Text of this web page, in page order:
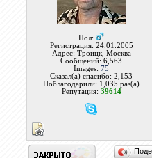
Пол:
Регистрация: 24.01.2005
Адрес: Троицк, Москва
Сообщений: 6,563
Images:75
Сказал(а) спасибо: 2,153
Поблагодарили: 1,035 раз(а)
Репутация: 39614